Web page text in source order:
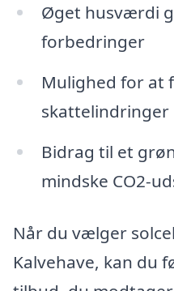
Øget husværdi
forbedringer
Mulighed for at
skattelindringer
Bidrag til et
mindske CO2-
Når du vælger
Kalvehave, kan du